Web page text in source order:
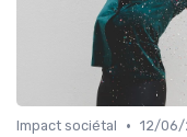
Impact sociétal • 12/06/